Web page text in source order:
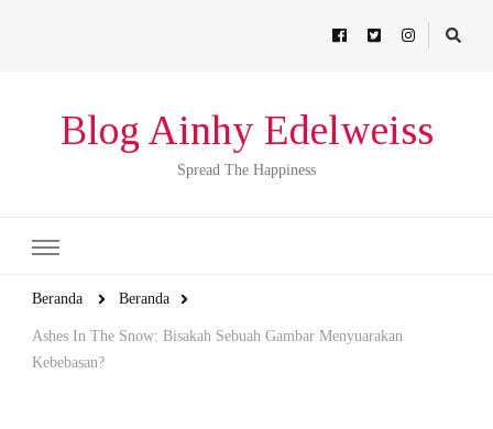
Blog Ainhy Edelweiss
Spread The Happiness
Beranda Beranda
Ashes In The Snow: Bisakah Sebuah Gambar Menyuarakan
Kebebasan?